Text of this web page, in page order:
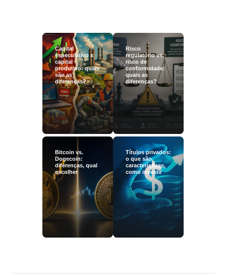
Capital
especulativo x
capital
produtivo: quais
são as
diferenças?
Risco
regulatório vs.
risco de
conformidade:
quais as
diferenças?
Bitcoin vs.
Dogecoin:
diferenças, qual
escolher
Títulos privados:
o que são,
características,
como investir